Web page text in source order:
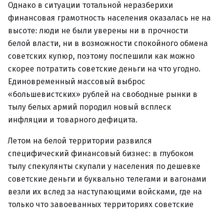
Однако в ситуации тотальной неразберихи
финансовая грамотность населения оказалась не на
высоте: люди не были уверены ни в прочности
белой власти, ни в возможности спокойного обмена
советских купюр, поэтому поспешили как можно
скорее потратить советские деньги на что угодно.
Единовременный массовый выброс
«большевистских» рублей на свободные рынки в
тылу белых армий породил новый всплеск
инфляции и товарного дефицита.
Летом на белой территории развился
специфический финансовый бизнес: в глубоком
тылу спекулянты скупали у населения по дешевке
советские деньги и буквально телегами и вагонами
везли их вслед за наступающими войсками, где на
только что завоеванных территориях советские